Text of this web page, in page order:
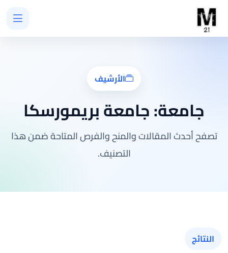
الأرشيف
جامعة:جامعة بريمورسكا
تصفح أحدث المقالات والمنح والفرص المتاحة ضمن هذا
التصنيف.
النتائج